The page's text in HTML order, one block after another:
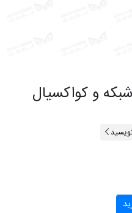
و کواکسیال
نویسید